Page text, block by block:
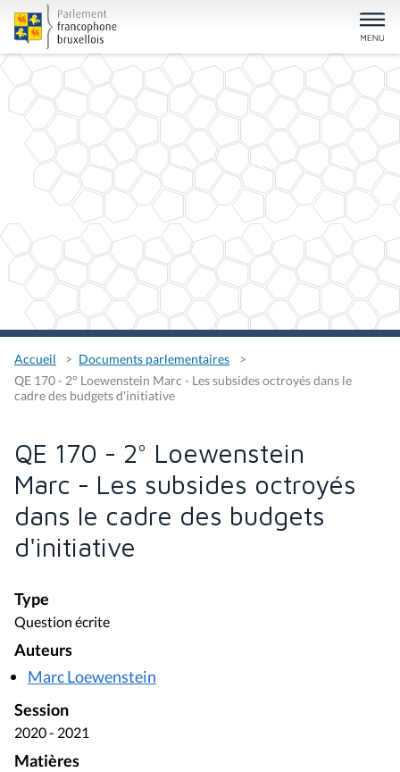
Accueil
Documents parlementaires
QE 170 - 2° Loewenstein Marc - Les subsides octroyés dans le
cadre des budgets d'initiative
QE 170 - 2° Loewenstein
Marc - Les subsides octroyés
dans le cadre des budgets
d'initiative
Type
Question écrite
Auteurs
Marc Loewenstein
Session
2020 - 2021
Matières